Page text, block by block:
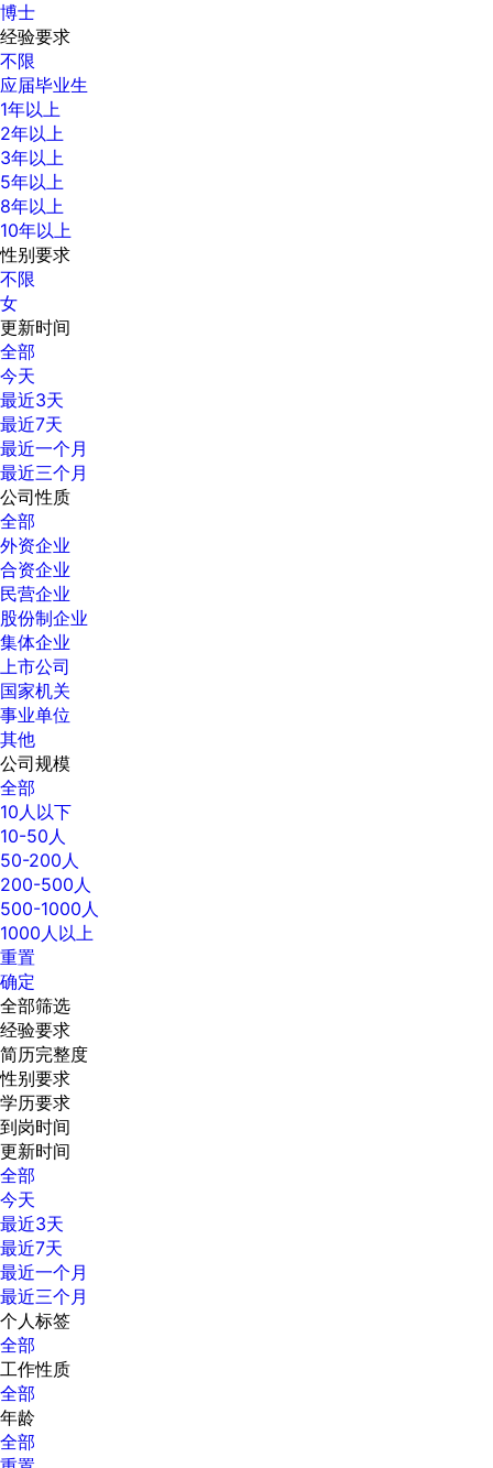
博士
经验要求
不限
应届毕业生
1年以上
2年以上
3年以上
5年以上
8年以上
10年以上
性别要求
不限
女
更新时间
全部
今天
最近3天
最近7天
最近一个月
最近三个月
公司性质
全部
外资企业
合资企业
民营企业
股份制企业
集体企业
上市公司
国家机关
事业单位
其他
公司规模
全部
10人以下
10-50人
50-200人
200-500人
500-1000人
1000人以上
重置
确定
全部筛选
经验要求
简历完整度
性别要求
学历要求
到岗时间
更新时间
全部
今天
最近3天
最近7天
最近一个月
最近三个月
个人标签
全部
工作性质
全部
年龄
全部